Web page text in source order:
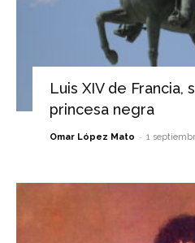
Luis XIV de Francia,
princesa negra
Omar López Mato - 1